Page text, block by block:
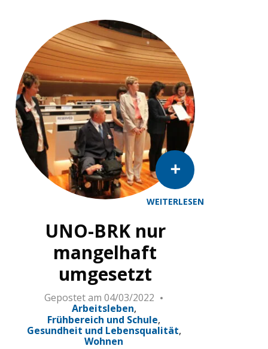
WEITERLESEN
UNO-BRK nur
mangelhaft
umgesetzt
Gepostet am 04/03/2022
Arbeitsleben
Frühbereich und Schule
Gesundheit und Lebensqualität
Wohnen